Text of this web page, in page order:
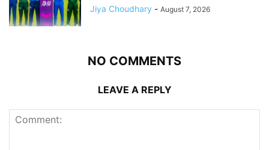
Jiya Choudhary - August 7, 2026
NO COMMENTS
LEAVE A REPLY